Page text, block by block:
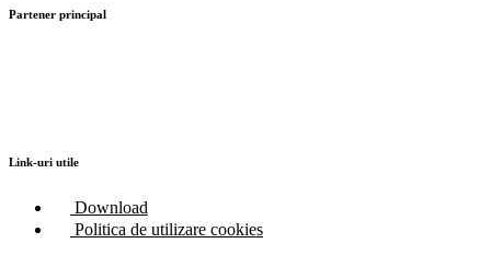
Partener principal
Link-uri utile
Download
Politica de utilizare cookies